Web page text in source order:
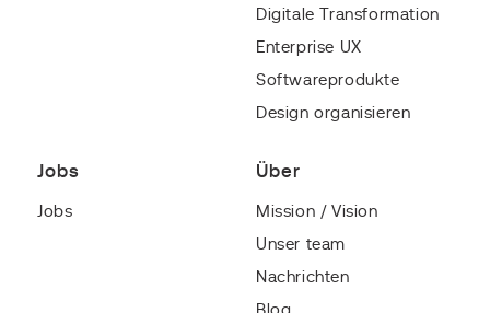
Digitale Transformation
Enterprise UX
Softwareprodukte
Design organisieren
Jobs
Jobs
Über
Mission / Vision
Unser team
Nachrichten